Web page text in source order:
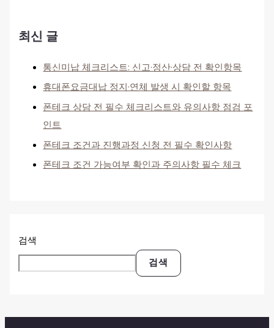
최신 글
통신미납 체크리스트: 신고·정산·상담 전 확인항목
휴대폰요금대납 정지·연체 발생 시 확인할 항목
폰테크 상담 전 필수 체크리스트와 유의사항 점검 포
인트
폰테크 조건과 진행과정 신청 전 필수 확인사항
폰테크 조건 가능여부 확인과 주의사항 필수 체크
검색
검색